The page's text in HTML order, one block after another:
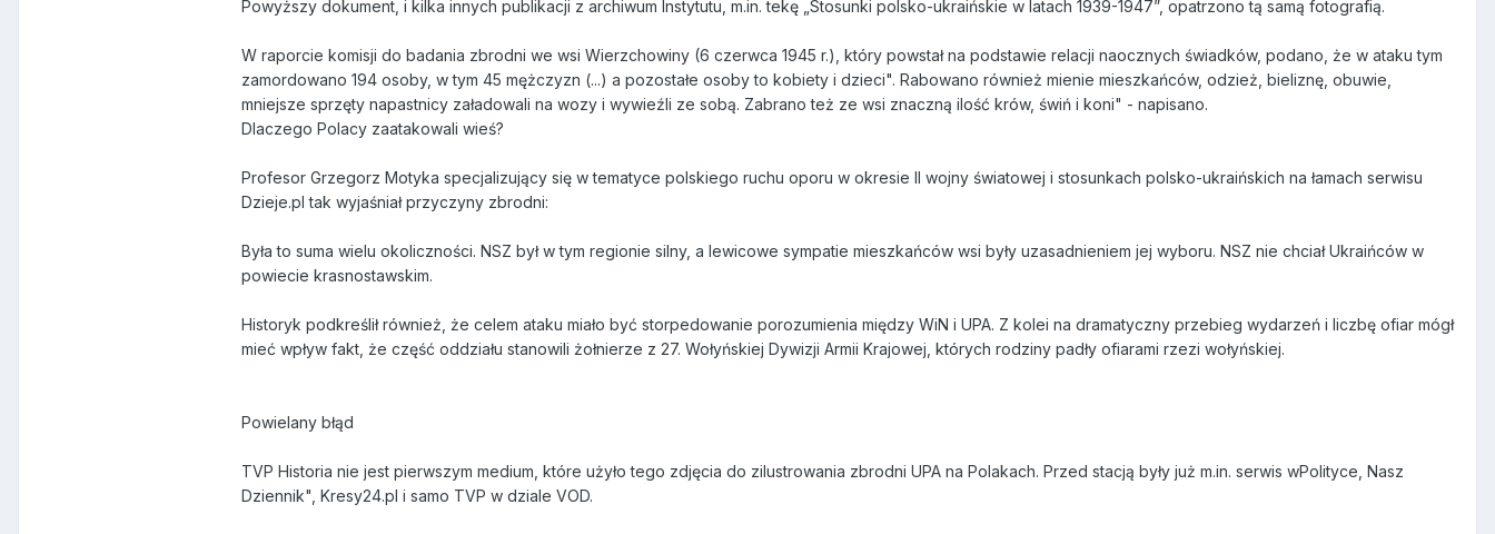
Powyższy dokument, i kilka innych publikacji z archiwum Instytutu, m.in. tekę „Stosunki polsko-ukraińskie w latach 1939-1947”, opatrzono tą samą fotografią.
W raporcie komisji do badania zbrodni we wsi Wierzchowiny (6 czerwca 1945 r.), który powstał na podstawie relacji naocznych świadków, podano, że w ataku tym
zamordowano 194 osoby, w tym 45 mężczyzn (...) a pozostałe osoby to kobiety i dzieci". Rabowano również mienie mieszkańców, odzież, bieliznę, obuwie,
mniejsze sprzęty napastnicy załadowali na wozy i wywieźli ze sobą. Zabrano też ze wsi znaczną ilość krów, świń i koni" - napisano.
Dlaczego Polacy zaatakowali wieś?
Profesor Grzegorz Motyka specjalizujący się w tematyce polskiego ruchu oporu w okresie II wojny światowej i stosunkach polsko-ukraińskich na łamach serwisu
Dzieje.pl tak wyjaśniał przyczyny zbrodni:
Była to suma wielu okoliczności. NSZ był w tym regionie silny, a lewicowe sympatie mieszkańców wsi były uzasadnieniem jej wyboru. NSZ nie chciał Ukraińców w
powiecie krasnostawskim.
Historyk podkreślił również, że celem ataku miało być storpedowanie porozumienia między WiN i UPA. Z kolei na dramatyczny przebieg wydarzeń i liczbę ofiar mógł
mieć wpływ fakt, że część oddziału stanowili żołnierze z 27. Wołyńskiej Dywizji Armii Krajowej, których rodziny padły ofiarami rzezi wołyńskiej.
Powielany błąd
TVP Historia nie jest pierwszym medium, które użyło tego zdjęcia do zilustrowania zbrodni UPA na Polakach. Przed stacją były już m.in. serwis wPolityce, Nasz
Dziennik", Kresy24.pl i samo TVP w dziale VOD.